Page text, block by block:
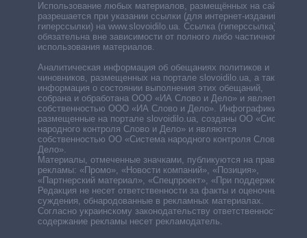
Использование любых материалов, размещённых на сайте,
разрешается при указании ссылки (для интернет-изданий —
гиперссылки) на www.slovoidilo.ua. Ссылка (гиперссылка)
обязательна вне зависимости от полного либо частичного
использования материалов.
Аналитическая информация об обещаниях политиков и
чиновников, размещенных на портале slovoidilo.ua, а также
информация о состоянии выполнения этих обещаний,
собрана и обработана ООО «ИА Слово и Дело» и является
собственностью ООО «ИА Слово и Дело». Инфографики,
размещенные на портале slovoidilo.ua, созданы ОО «Система
народного контроля Слово и Дело» и являются
собственностью ОО «Система народного контроля Слово и
Дело».
Материалы, отмеченные значками, публикуются на правах
рекламы: «Промо», «Новости компаний», «Позиция»,
«Партнерский материал», «Спецпроект», «При поддержке».
Редакция не несет ответственности за факты и оценочные
суждения, обнародованные в рекламных материалах.
Согласно украинскому законодательству ответственность за
содержание рекламы несет рекламодатель.